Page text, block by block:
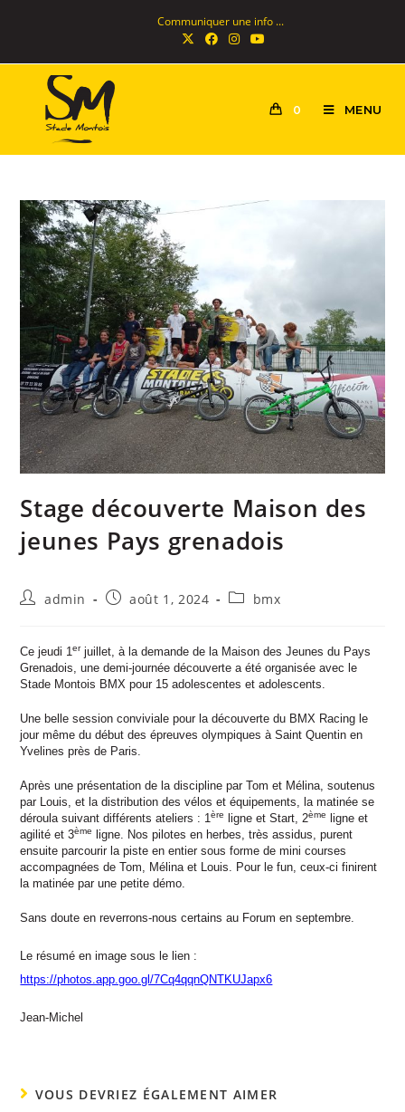
Communiquer une info ...
0 MENU
Stage découverte Maison des
jeunes Pays grenadois
admin août 1, 2024 bmx
Ce jeudi 1erjuillet, à la demande de la Maison des Jeunes du Pays
Grenadois, une demi-journée découverte a été organisée avec le
Stade Montois BMX pour 15 adolescentes et adolescents.
Une belle session conviviale pour la découverte du BMX Racing le
jour même du début des épreuves olympiques à Saint Quentin en
Yvelines près de Paris.
Après une présentation de la discipline par Tom et Mélina, soutenus
par Louis, et la distribution des vélos et équipements, la matinée se
déroula suivant différents ateliers : 1ère ligne et Start, 2ème ligne et
agilité et 3ème ligne. Nos pilotes en herbes, très assidus, purent
ensuite parcourir la piste en entier sous forme de mini courses
accompagnées de Tom, Mélina et Louis. Pour le fun, ceux-ci finirent
la matinée par une petite démo.
Sans doute en reverrons-nous certains au Forum en septembre.
Le résumé en image sous le lien :
https://photos.app.goo.gl/7Cq4qqnQNTKUJapx6
Jean-Michel
VOUS DEVRIEZ ÉGALEMENT AIMER